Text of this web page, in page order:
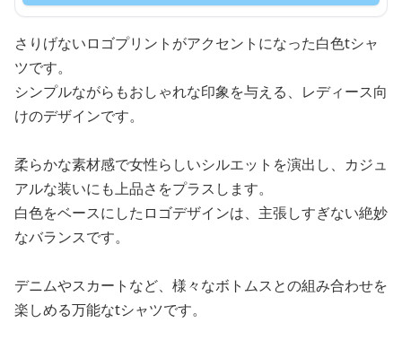
さりげないロゴプリントがアクセントになった白色tシャ
ツです。
シンプルながらもおしゃれな印象を与える、レディース向
けのデザインです。
柔らかな素材感で女性らしいシルエットを演出し、カジュ
アルな装いにも上品さをプラスします。
白色をベースにしたロゴデザインは、主張しすぎない絶妙
なバランスです。
デニムやスカートなど、様々なボトムスとの組み合わせを
楽しめる万能なtシャツです。